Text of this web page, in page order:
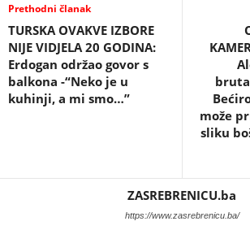
Prethodni članak
TURSKA OVAKVE IZBORE
NIJE VIDJELA 20 GODINA:
Erdogan održao govor s
balkona -“Neko je u
kuhinji, a mi smo…”
može
sliku
ZASREBRENICU.ba
https://www.zasrebrenicu.ba/